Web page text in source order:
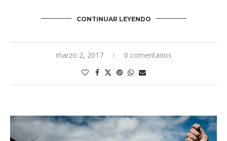
CONTINUAR LEYENDO
marzo 2, 2017 0 comentarios